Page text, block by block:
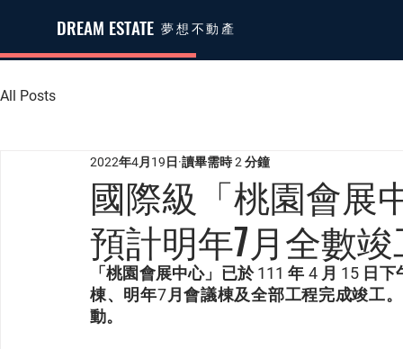
DREAM ESTATE 夢想不動產
All Posts
國際級「桃園會展
預計明年7月全數
2022年4月19日 讀畢需時 2 分鐘
「桃園會展中心」已於 111 年 4 月 15 日
棟、明年7月會議棟及全部工程完成竣工
動。